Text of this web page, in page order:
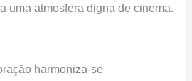
uma atmosfera digna de cinema.
harmoniza-se